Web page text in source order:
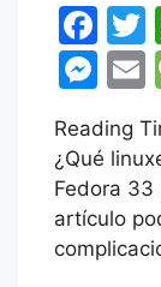
F
a
c
e
b
o
o
M
e
s
s
e
n
m
l
Reading
¿Qué
Fedora 33
artículo